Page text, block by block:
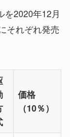
を2020年12月
それぞれ発売
価格
（10％）